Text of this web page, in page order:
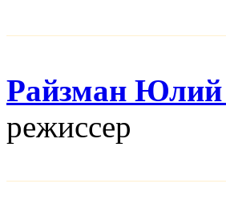
Райзман Юлий
режисcер